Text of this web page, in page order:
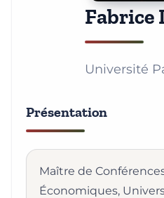
Fabrice
Université
Présentation
Maître de
Économiques,